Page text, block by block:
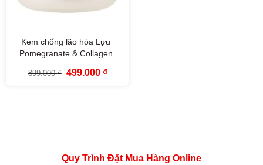
Kem chống lão hóa Lựu
Pomegranate & Collagen
899.000₫ Giá
499.000 ₫Giá
Quy Trình Đặt Mua Hàng Online